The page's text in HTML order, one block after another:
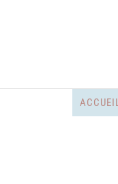
ACCUEIL